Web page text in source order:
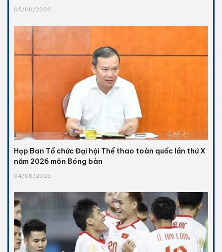
05/08/2026
Họp Ban Tổ chức Đại hội Thể thao toàn quốc lần thứ X
năm 2026 môn Bóng bàn
04/08/2026